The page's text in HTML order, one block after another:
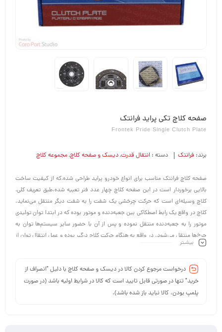
صفحه کلاچ تکی پراید فرانتک
Frontek Pride Single Clutch Plate
برند: فرانتک دسته : انتقال قدرت,دیسک و صفحه کلاچ,مجموعه کلاچ
صفحه کلاچ فرانتک مناسب برای انواع خودرو پراید طراحی شده،که از کیفیت ساخت
بالایی برخوردار است در این صفحه کلاچ چهار عدد فنر تعبیه شده.طبق تعریف کلی،
کلاچ وسیله‌ای است که حرکت چرخشی یک شفت را به شفت دیگر منتقل می‌نماید.
کلاچ در واقع یک رابط اصطکاکی بین جعبه‌دنده و موتور بوده که در ابتدا توان تولیدی
موتور را به جعبه‌دنده منتقل نموده و پس از آن با حضور سایر سیستم‌ها توان به
چرخ‌ها منتقل می‌شود. در واقع به هنگام حرکت کلاچ درگیر بوده و عمل انتقال توان از
موتور به جعبه‌دنده و در نهایت به چرخ‌ها اتفاق می‌افتد. اما به هنگام رانندگی لحظاتی
دنده است.
بیشـتر
درخواست مرجوع کردن کالا در دیسک و صفحه کلاچ با دلیل "انصراف از
خرید" تنها در صورتی قابل تایید است که کالا در شرایط اولیه باشد (در صورت
پلمپ بودن، کالا نباید باز شده باشد).